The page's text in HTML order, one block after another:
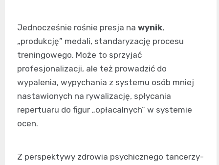
Jednocześnie rośnie presja na wynik,
„produkcję” medali, standaryzację procesu
treningowego. Może to sprzyjać
profesjonalizacji, ale też prowadzić do
wypalenia, wypychania z systemu osób mniej
nastawionych na rywalizację, spłycania
repertuaru do figur „opłacalnych” w systemie
ocen.
Z perspektywy zdrowia psychicznego tancerzy-